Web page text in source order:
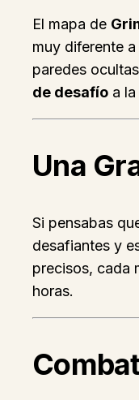
El mapa de
muy diferente
paredes
de desafío a
Una
Si pensabas
desafiantes y
precisos, cada
horas.